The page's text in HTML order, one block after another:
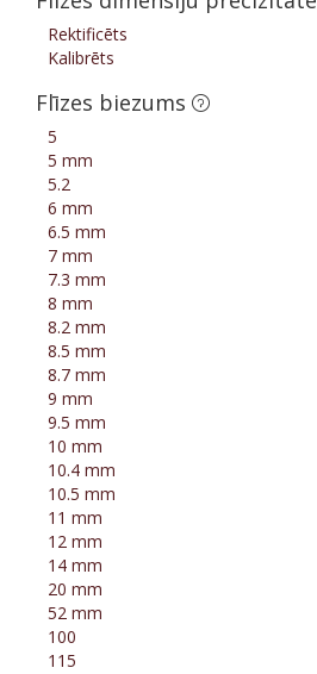
Rektificēts
Kalibrēts
Flīzes biezums
5
5 mm
5.2
6 mm
6.5 mm
7 mm
7.3 mm
8 mm
8.2 mm
8.5 mm
8.7 mm
9 mm
9.5 mm
10 mm
10.4 mm
10.5 mm
11 mm
12 mm
14 mm
20 mm
52 mm
100
115